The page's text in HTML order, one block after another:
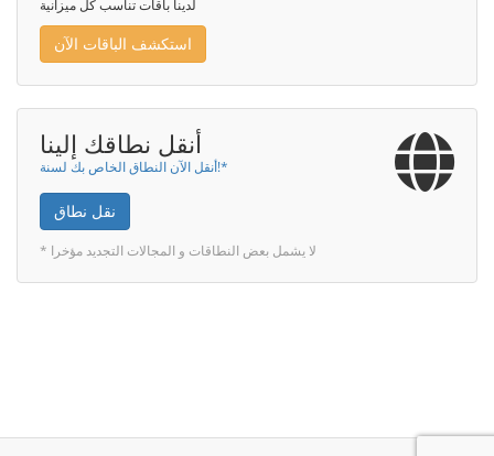
لدينا باقات تناسب كل ميزانية
استكشف الباقات الآن
أنقل نطاقك إلينا
أنقل الآن النطاق الخاص بك لسنة!*
نقل نطاق
* لا يشمل بعض النطاقات و المجالات التجديد مؤخرا